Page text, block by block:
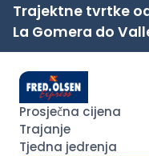
Trajektne tvrtke
La Gomera do